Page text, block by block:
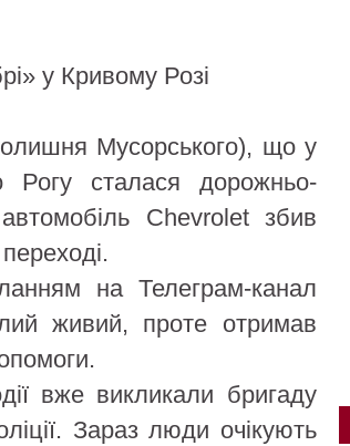
у Кривому Розі
Мусорського), що у
Рогу сталася дорожньо-
Chevrolet збив
на Телеграм-канал
живий, проте отримав
вже викликали бригаду
Зараз люди очікують